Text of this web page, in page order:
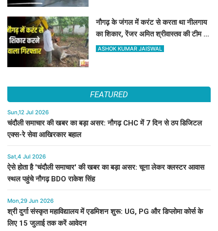
नौगढ़ के जंगल में करंट से करता था नीलगाय
का शिकार, रेंजर अमित श्रीवास्तव की टीम ने
ऐसे दबोचा
ASHOK KUMAR JAISWAL
FEATURED
Sun,12 Jul 2026
चंदौली समाचार की खबर का बड़ा असर: नौगढ़ CHC में 7 दिन से ठप डिजिटल
एक्स-रे सेवा आखिरकार बहाल
Sat,4 Jul 2026
ऐसे होता है 'चंदौली समाचार' की खबर का बड़ा असर: चूना लेकर क्लस्टर आवास
स्थल पहुंचे नौगढ़ BDO राकेश सिंह
Mon,29 Jun 2026
श्री दुर्गा संस्कृत महाविद्यालय में एडमिशन शुरू: UG, PG और डिप्लोमा कोर्स के
लिए 15 जुलाई तक करें आवेदन